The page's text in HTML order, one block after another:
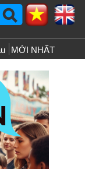
MỚI NHẤT